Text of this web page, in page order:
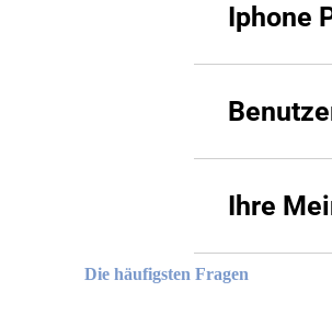
Iphone
Ihre
Die häufigsten Fragen